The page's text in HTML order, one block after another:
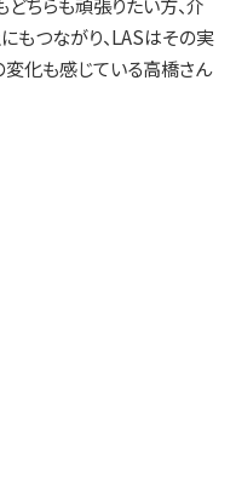
もつながり、LASはその実
変化も感じている高橋さん